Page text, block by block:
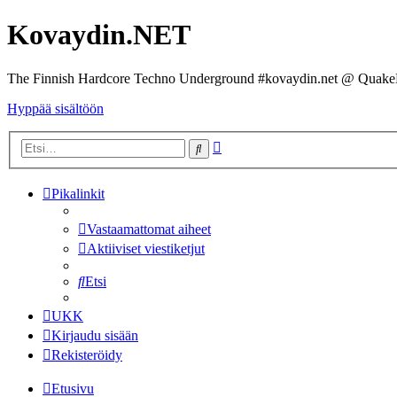
Kovaydin.NET
The Finnish Hardcore Techno Underground #kovaydin.net @
Hyppää sisältöön
Etsi
Pikalinkit
Vastaamattomat aiheet
Aktiiviset viestiketjut
Etsi
UKK
Kirjaudu sisään
Rekisteröidy
Etusivu